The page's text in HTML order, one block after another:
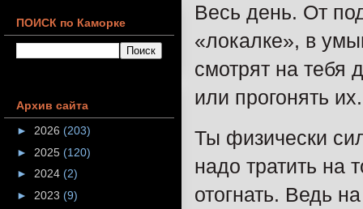
Весь день. От
«локалке», в
смотрят на тебя
или прогонять
Ты физически
надо тратить на
отогнать. Ведь
ПОИСК по Каморке
Архив сайта
► 2026 (203)
► 2025 (120)
► 2024 (2)
► 2023 (9)